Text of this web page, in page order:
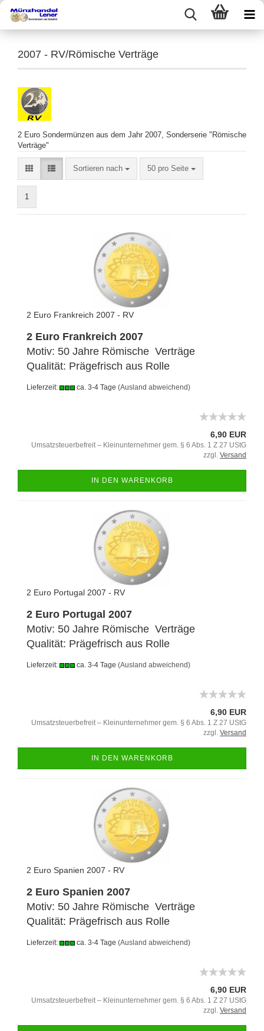
2007 - RV/Römische Verträge
2 Euro Sondermünzen aus dem Jahr 2007, Sonderserie "Römische
Verträge"
Sortieren nach 50 pro Seite
1
2 Euro Frankreich 2007 - RV
2 Euro Frankreich 2007
Motiv: 50 Jahre Römische Verträge
Qualität: Prägefrisch aus Rolle
Lieferzeit: ca. 3-4 Tage (Ausland abweichend)
6,90 EUR
Umsatzsteuerbefreit – Kleinunternehmer gem. § 6 Abs. 1 Z 27 UStG
zzgl. Versand
IN DEN WARENKORB
2 Euro Portugal 2007 - RV
2 Euro Portugal 2007
Motiv: 50 Jahre Römische Verträge
Qualität: Prägefrisch aus Rolle
Lieferzeit: ca. 3-4 Tage (Ausland abweichend)
6,90 EUR
Umsatzsteuerbefreit – Kleinunternehmer gem. § 6 Abs. 1 Z 27 UStG
zzgl. Versand
IN DEN WARENKORB
2 Euro Spanien 2007 - RV
2 Euro Spanien 2007
Motiv: 50 Jahre Römische Verträge
Qualität: Prägefrisch aus Rolle
Lieferzeit: ca. 3-4 Tage (Ausland abweichend)
6,90 EUR
Umsatzsteuerbefreit – Kleinunternehmer gem. § 6 Abs. 1 Z 27 UStG
zzgl. Versand